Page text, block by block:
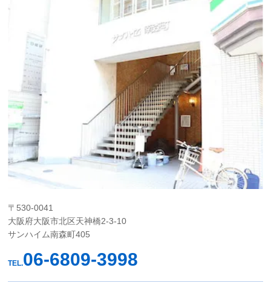
〒530-0041
大阪府大阪市北区天神橋2-3-10
サンハイム南森町405
TEL.06-6809-3998